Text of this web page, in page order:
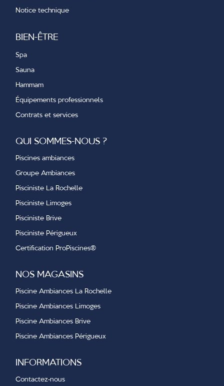
Notice technique
BIEN-ÊTRE
Spa
Sauna
Hammam
Équipements professionnels
Contrats et services
QUI SOMMES-NOUS ?
Piscines ambiances
Groupe Ambiances
Pisciniste La Rochelle
Pisciniste Limoges
Pisciniste Brive
Pisciniste Périgueux
Certification ProPiscines®
NOS MAGASINS
Piscine Ambiances La Rochelle
Piscine Ambiances Limoges
Piscine Ambiances Brive
Piscine Ambiances Périgueux
INFORMATIONS
Contactez-nous